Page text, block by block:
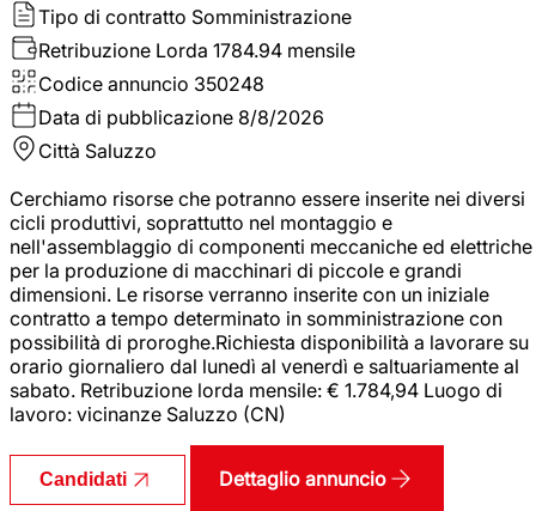
Tipo di contratto Somministrazione
Retribuzione Lorda 1784.94 mensile
Codice annuncio 350248
Data di pubblicazione 8/8/2026
Città Saluzzo
Cerchiamo risorse che potranno essere inserite nei diversi
cicli produttivi, soprattutto nel montaggio e
nell'assemblaggio di componenti meccaniche ed elettriche
per la produzione di macchinari di piccole e grandi
dimensioni. Le risorse verranno inserite con un iniziale
contratto a tempo determinato in somministrazione con
possibilità di proroghe.Richiesta disponibilità a lavorare su
orario giornaliero dal lunedì al venerdì e saltuariamente al
sabato. Retribuzione lorda mensile: € 1.784,94 Luogo di
lavoro: vicinanze Saluzzo (CN)
Candidati Dettaglio annuncio